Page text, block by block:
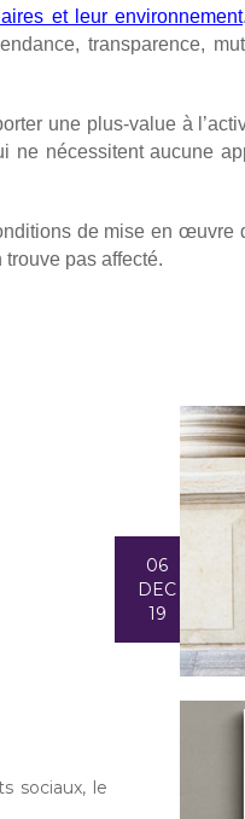
et leur environnement
transparence,
une plus-value à
ne nécessitent aucune
de mise en œuvre
pas affecté.
06
DEC
19
sociaux, le